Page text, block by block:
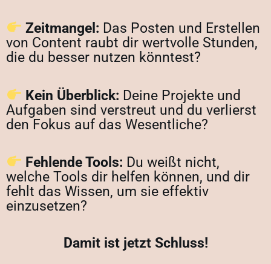
Zeitmangel: Das Posten und Erstellen
von Content raubt dir wertvolle Stunden,
die du besser nutzen könntest?
Kein Überblick: Deine Projekte und
Aufgaben sind verstreut und du verlierst
den Fokus auf das Wesentliche?
Fehlende Tools: Du weißt nicht,
welche Tools dir helfen können, und dir
fehlt das Wissen, um sie effektiv
einzusetzen?
Damit ist jetzt Schluss!